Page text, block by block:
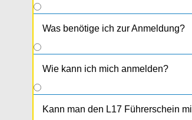
Was benötige ich zur Anmeldung?
Wie kann ich mich anmelden?
Kann man den L17 Führerschein